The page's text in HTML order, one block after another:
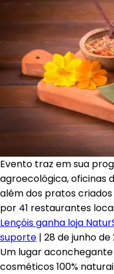
Evento traz em sua
agroecológica, oficinas
além dos pratos
por 41 restaurantes
Lençóis ganha loja
suporte | 28 de junho de
Um lugar
cosméticos 100%